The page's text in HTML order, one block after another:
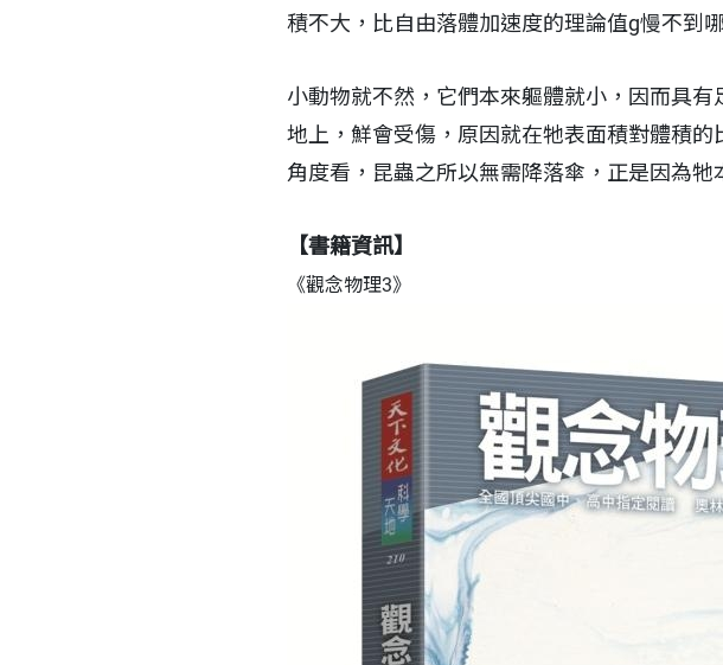
積不大，比自由落體加速度的理論值g慢不到
小動物就不然，它們本來軀體就小，因而具
地上，鮮會受傷，原因就在牠表面積對體積
角度看，昆蟲之所以無需降落傘，正是因為牠
【書籍資訊】
《觀念物理3》